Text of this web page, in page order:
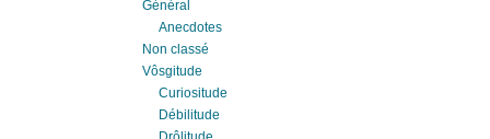
Général
Anecdotes
Non classé
Vôsgitude
Curiositude
Débilitude